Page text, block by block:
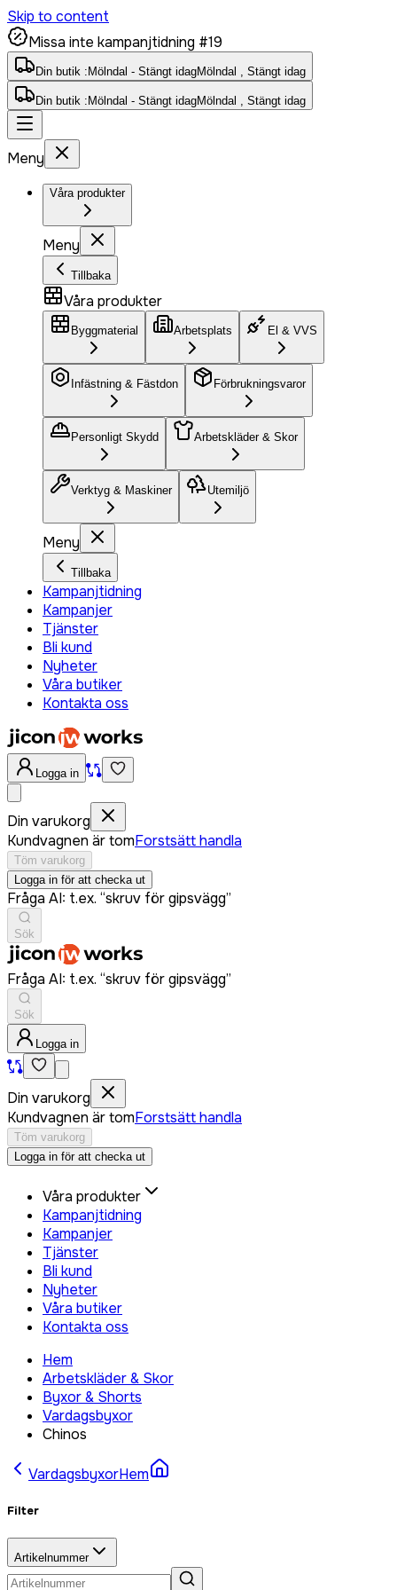
Skip to content
Missa inte kampanjtidning #19
Din butik : Mölndal - Stängt idagMölndal , Stängt idag
Din butik : Mölndal - Stängt idagMölndal , Stängt idag
Meny
Våra produkter
Meny
Tillbaka
Våra produkter
Byggmaterial Arbetsplats El & VVS
Infästning & Fästdon Förbrukningsvaror
Personligt Skydd Arbetskläder & Skor
Verktyg & Maskiner Utemiljö
Meny
Tillbaka
Kampanjtidning
Kampanjer
Tjänster
Bli kund
Nyheter
Våra butiker
Kontakta oss
Logga in
Din varukorg
Kundvagnen är tomForstsätt handla
Töm varukorg
Logga in för att checka ut
Fråga AI: t.ex. “skruv för gipsvägg”
Sök
Fråga AI: t.ex. “skruv för gipsvägg”
Sök
Logga in
Din varukorg
Kundvagnen är tomForstsätt handla
Töm varukorg
Logga in för att checka ut
Våra produkter
Kampanjtidning
Kampanjer
Tjänster
Bli kund
Nyheter
Våra butiker
Kontakta oss
Hem
Arbetskläder & Skor
Byxor & Shorts
Vardagsbyxor
Chinos
VardagsbyxorHem
Filter
Artikelnummer